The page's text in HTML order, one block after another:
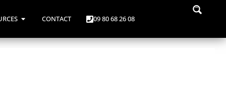
CONTACT 09 80 68 26 08